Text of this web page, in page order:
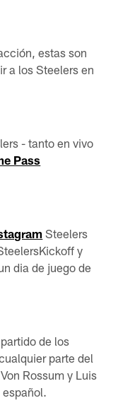
estas son
a los Steelers en
- tanto en vivo
Pass
Steelers
y
dia de juego de
de los
parte del
Rossum y Luis